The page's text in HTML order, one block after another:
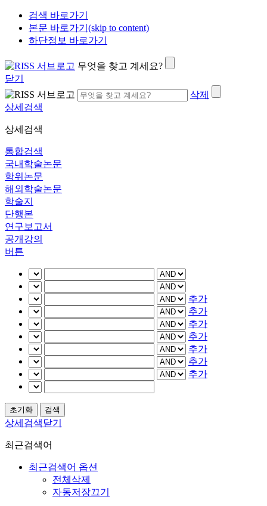
검색 바로가기
본문 바로가기(skip to content)
하단정보 바로가기
무엇을 찾고 계세요?
닫기
삭제
상세검색
상세검색
통합검색
국내학술논문
학위논문
해외학술논문
학술지
단행본
연구보고서
공개강의
버튼
추가
추가
추가
추가
추가
추가
추가
상세검색닫기
최근검색어
최근검색어 옵션
전체삭제
자동저장끄기